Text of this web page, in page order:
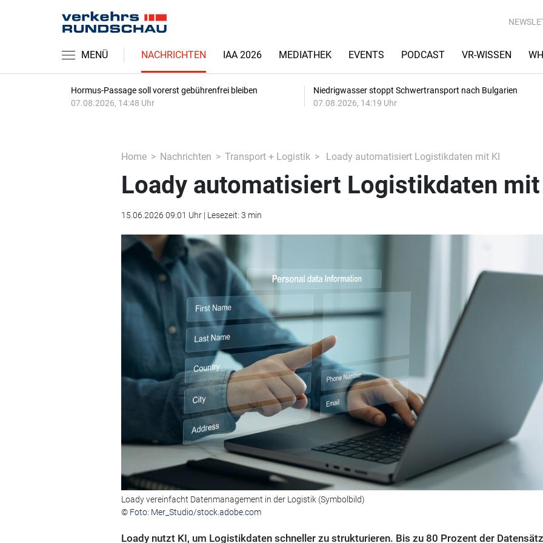
MENÜ NACHRICHTEN IAA 2026 MEDIATHEK EVENTS PODCAST VR-WISSEN
Hormus-Passage soll vorerst gebührenfrei bleiben
07.08.2026, 14:48 Uhr
Niedrigwasser stoppt Schwertransport nach Bulgarien
07.08.2026, 14:19 Uhr
Home Nachrichten Transport + Logistik Loady automatisiert Logistikdaten mit KI
Loady automatisiert Logistikdaten
15.06.2026 09:01 Uhr | Lesezeit: 3 min
Loady vereinfacht Datenmanagement in der Logistik (Symbolbild)
© Foto: Mer_Studio/stock.adobe.com
Loady nutzt KI, um Logistikdaten schneller zu strukturieren. Bis zu 80 Prozent der